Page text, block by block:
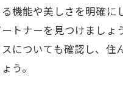
機能や美しさを明確
トナーを見つけまし
についても確認し、
う。